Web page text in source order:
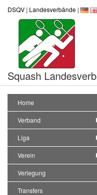
DSQV | Landesverbände |
Squash
Home
Verband
Liga
Verein
Verlegung
Transfers